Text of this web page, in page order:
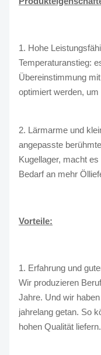
1. Hohe
Temperaturanstieg:
Übereinstimmung
optimiert werden,
2. Lärmarme und
angepasste
Kugellager, macht
Bedarf an mehr
Vorteile:
1. Erfahrung und
Wir produzieren
Jahre. Und wir
jahrelang getan. So
hohen Qualität liefern.